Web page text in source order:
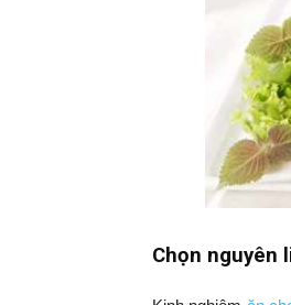
Chọn nguyên